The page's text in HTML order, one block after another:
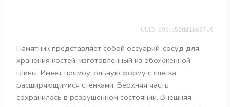
UUID: 696dc52fbf1b827a6
Памятник представляет собой оссуарий-сосуд для
хранения костей, изготовленный из обожжённой
глины. Имеет прямоугольную форму с слегка
расширяющимися стенками. Верхняя часть
сохранилась в разрушенном состоянии. Внешняя